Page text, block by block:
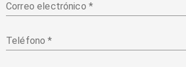
Correo electrónico *
Teléfono *